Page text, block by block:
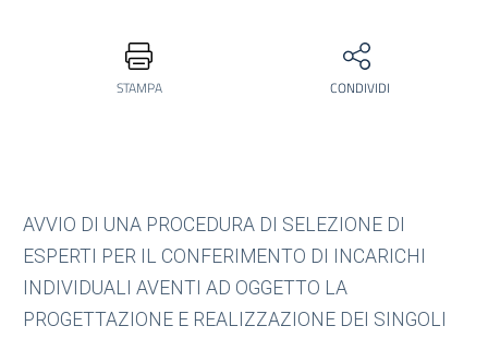
STAMPA CONDIVIDI
AVVIO DI UNA PROCEDURA DI SELEZIONE DI
ESPERTI PER IL CONFERIMENTO DI INCARICHI
INDIVIDUALI AVENTI AD OGGETTO LA
PROGETTAZIONE E REALIZZAZIONE DEI SINGOLI